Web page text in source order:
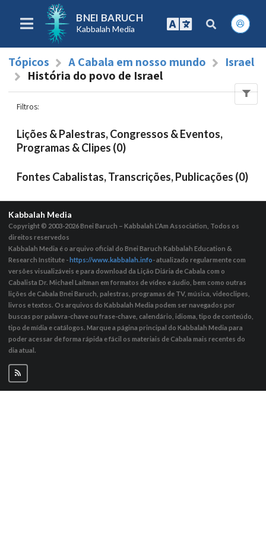
BNEI BARUCH
Kabbalah Media
Tópicos A Cabala em nosso mundo
Israel
História do povo de Israel
Filtros:
Lições & Palestras, Congressos & Eventos,
Programas & Clipes (0)
Fontes Cabalistas, Transcrições, Publicações (0)
Kabbalah Media
Copyright © 2003-2026Bnei Baruch – Kabbalah L’Am Association, Todos os
direitos reservedos
Kabbalah Media é o arquivo oficial do Bnei Baruch Kabbalah Education &
Research Institute -https://www.kabbalah.info- atualizado regularmente com
versões visualizáveis ​​e para download da Lição Diária de Cabala com o
Cabalista Dr. Michael Laitman em formatos de vídeo e áudio, bem como outras
lições de Cabala Bnei Baruch, palestras, programas de TV, música, videoclipes,
livros e textos. Os arquivos do Kabbalah Media podem ser navegados por
buscas por palavra-chave ou frase-chave, calendário, idioma, tipo de conteúdo,
tipo de mídia e catálogos. Marque a página principal do Kabbalah Media para
poder acessar de forma rápida e fácil os materiais de Cabala mais recentes do
dia atual.